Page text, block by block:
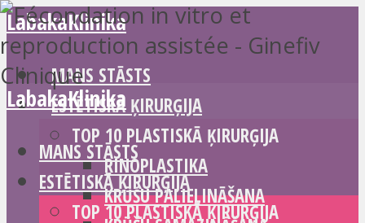
LabakaKlinika
MANS STĀSTS
ESTĒTISKĀ ĶIRURĢIJA
TOP 10 PLASTISKĀ ĶIRURĢIJA
RINOPLASTIKA
KRŪŠU PALIELINĀŠANA
LabakaKlinika
MANS STĀSTS
ESTĒTISKĀ ĶIRURĢIJA
TOP 10 PLASTISKĀ ĶIRURĢIJA